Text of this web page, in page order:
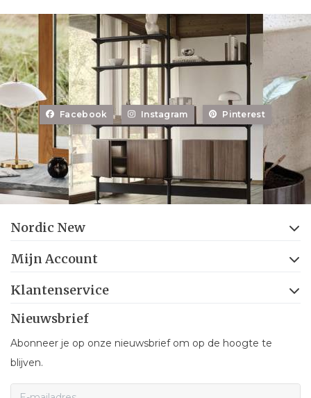
Facebook Instagram Pinterest
Nordic New
Mijn Account
Klantenservice
Nieuwsbrief
Abonneer je op onze nieuwsbrief om op de hoogte te
blijven.